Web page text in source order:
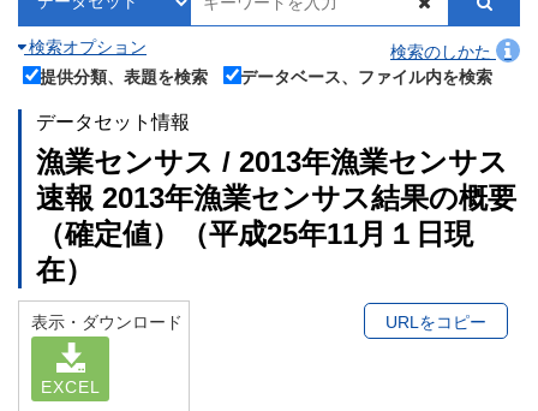
検索オプション
検索のしかた
提供分類、表題を検索
データベース、ファイル内を検索
データセット情報
漁業センサス / 2013年漁業センサス
速報 2013年漁業センサス結果の概要
（確定値）（平成25年11月１日現
在）
表示・ダウンロード
EXCEL
URLをコピー